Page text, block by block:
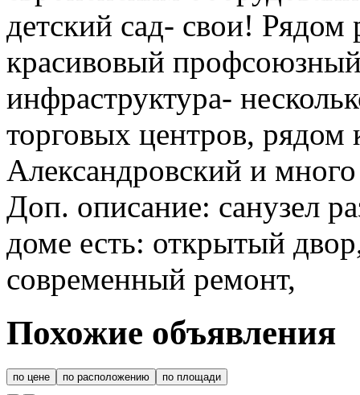
детский сад- свои! Рядом
красивовый
инфраструктура-
торговых центров, рядом
Александровский и
Доп. описание: санузел
доме есть: открытый
современный ремонт,
Похожие объявления
по цене по расположению по площади